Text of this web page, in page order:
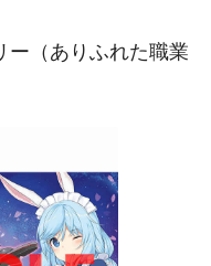
ー（ありふれた職業